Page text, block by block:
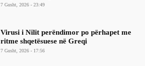
7 Gusht, 2026 - 23:49
Virusi i Nilit perëndimor po përhapet me
ritme shqetësuese në Greqi
7 Gusht, 2026 - 17:56